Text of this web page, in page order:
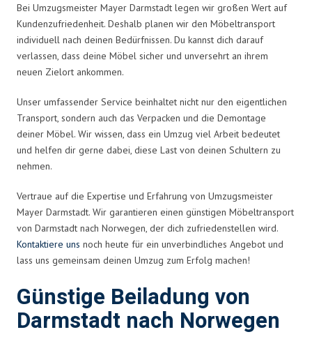
Bei Umzugsmeister Mayer Darmstadt legen wir großen Wert auf
Kundenzufriedenheit. Deshalb planen wir den Möbeltransport
individuell nach deinen Bedürfnissen. Du kannst dich darauf
verlassen, dass deine Möbel sicher und unversehrt an ihrem
neuen Zielort ankommen.
Unser umfassender Service beinhaltet nicht nur den eigentlichen
Transport, sondern auch das Verpacken und die Demontage
deiner Möbel. Wir wissen, dass ein Umzug viel Arbeit bedeutet
und helfen dir gerne dabei, diese Last von deinen Schultern zu
nehmen.
Vertraue auf die Expertise und Erfahrung von Umzugsmeister
Mayer Darmstadt. Wir garantieren einen günstigen Möbeltransport
von Darmstadt nach Norwegen, der dich zufriedenstellen wird.
Kontaktiere uns noch heute für ein unverbindliches Angebot und
lass uns gemeinsam deinen Umzug zum Erfolg machen!
Günstige Beiladung von
Darmstadt nach Norwegen